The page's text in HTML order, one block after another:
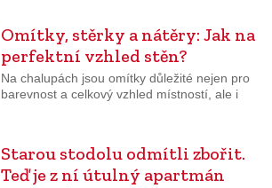
Omítky, stěrky a nátěry: Jak na
perfektní vzhled stěn?
Na chalupách jsou omítky důležité nejen pro
barevnost a celkový vzhled místností, ale i
Starou stodolu odmítli zbořit.
Teď je z ní útulný apartmán